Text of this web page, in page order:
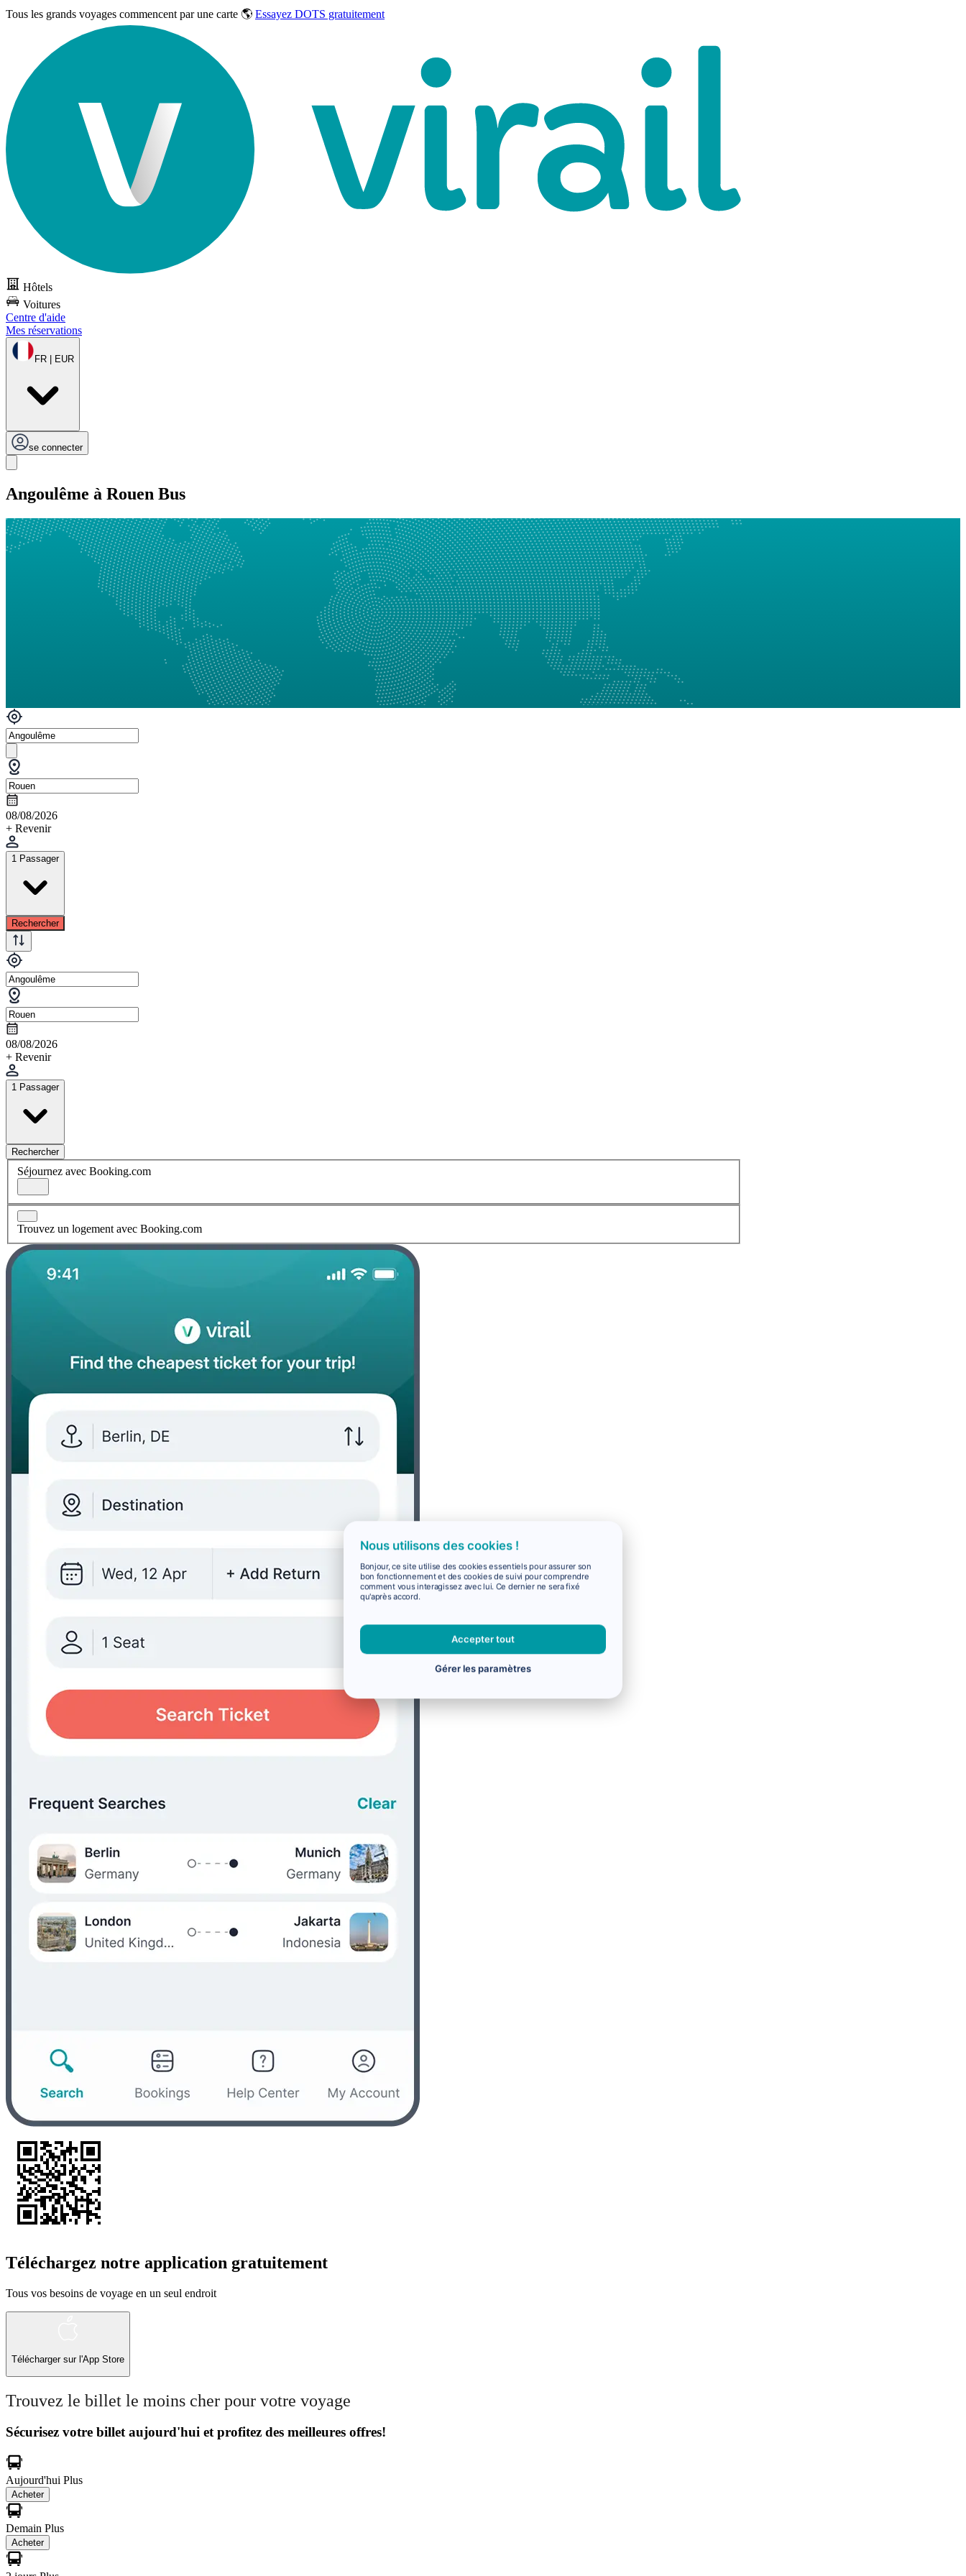
Tous les grands voyages commencent par une carte 🌎 Essayez DOTS gratuitement
Hôtels
Voitures
Centre d'aide
Mes réservations
FR | EUR
se connecter
Angoulême à Rouen Bus
08/08/2026
+ Revenir
1 Passager
Rechercher
08/08/2026
+ Revenir
1 Passager
Rechercher
Séjournez avec Booking.com
Trouvez un logement avec Booking.com
Téléchargez notre application gratuitement
Tous vos besoins de voyage en un seul endroit
Télécharger sur l'App Store
Trouvez le billet le moins cher pour votre voyage
Sécurisez votre billet aujourd'hui et profitez des meilleures offres!
Aujourd'hui Plus
Acheter
Demain Plus
Acheter
Nous utilisons des cookies !
Bonjour, ce site utilise des cookies essentiels pour assurer son
bon fonctionnement et des cookies de suivi pour comprendre
comment vous interagissez avec lui. Ce dernier ne sera fixé
qu'après accord.
Accepter tout
Gérer les paramètres